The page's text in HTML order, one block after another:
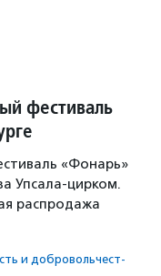
фестиваль
«Фонарь»
Упсала-цирком.
распродажа
и доброволь­чест­